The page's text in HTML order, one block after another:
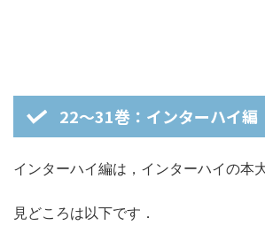
22～31巻：インターハイ編
インターハイ編は，インターハイの本
見どころは以下です．